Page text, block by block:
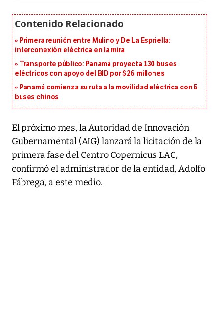
Primera reunión entre Mulino y De La Espriella:
interconexión eléctrica en la mira
Transporte público: Panamá proyecta 130 buses
eléctricos con apoyo del BID por $26 millones
Panamá comienza su ruta a la movilidad eléctrica con 5
buses chinos
El próximo mes, la Autoridad de Innovación
Gubernamental (AIG) lanzará la licitación de la
primera fase del Centro Copernicus LAC,
confirmó el administrador de la entidad, Adolfo
Fábrega, a este medio.